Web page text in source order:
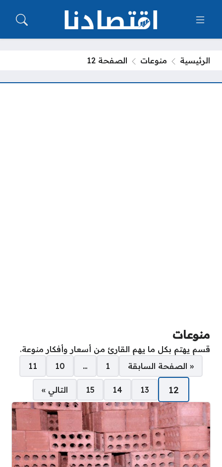
الرئيسية منوعات الصفحة 12
منوعات
قسم يهتم بكل ما يهم القارئ من أسعار وأفكار منوعة.
صفحات:
« الصفحة السابقة 1
…
10
11
12
13
14
15 التالي »